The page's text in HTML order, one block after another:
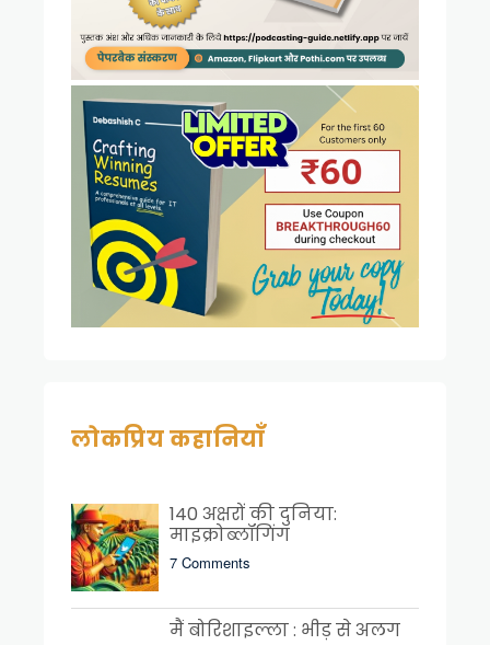
लोकप्रिय कहानियाँ
140 अक्षरों की दुनिया:
माइक्रोब्लॉगिंग
7 Comments
मैं बोरिशाइल्ला : भीड़ से अलग